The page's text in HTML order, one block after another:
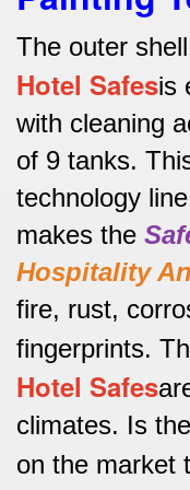
The outer
Hotel Safesis
with cleaning
of 9 tanks.
technology
makes the
Hospitality
fire, rust,
fingerprints.
Hotel Safes
climates. Is
on the market